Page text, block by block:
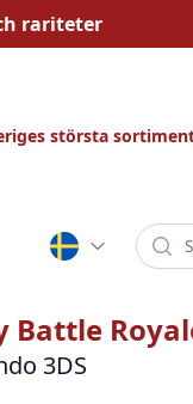
rariteter
största
Sök
Battle
3DS